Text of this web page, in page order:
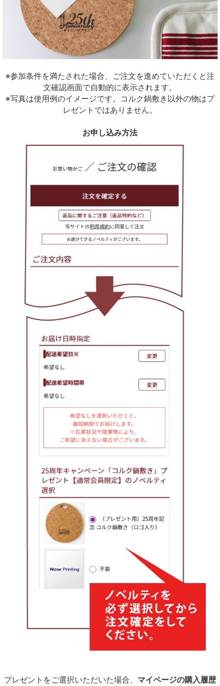
※参加条件を満たされた場合、ご注文を進めていただくと注
文確認画面で自動的に表示されます。
※写真は使用例のイメージです。コルク鍋敷き以外の物はプ
レゼントではありません。
お申し込み方法
プレゼントをご選択いただいた場合、 マイページの購入履歴